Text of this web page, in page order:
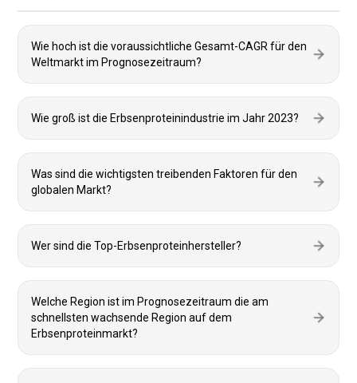
Wie hoch ist die voraussichtliche Gesamt-CAGR für den
Weltmarkt im Prognosezeitraum?
Wie groß ist die Erbsenproteinindustrie im Jahr 2023?
Was sind die wichtigsten treibenden Faktoren für den
globalen Markt?
Wer sind die Top-Erbsenproteinhersteller?
Welche Region ist im Prognosezeitraum die am
schnellsten wachsende Region auf dem
Erbsenproteinmarkt?